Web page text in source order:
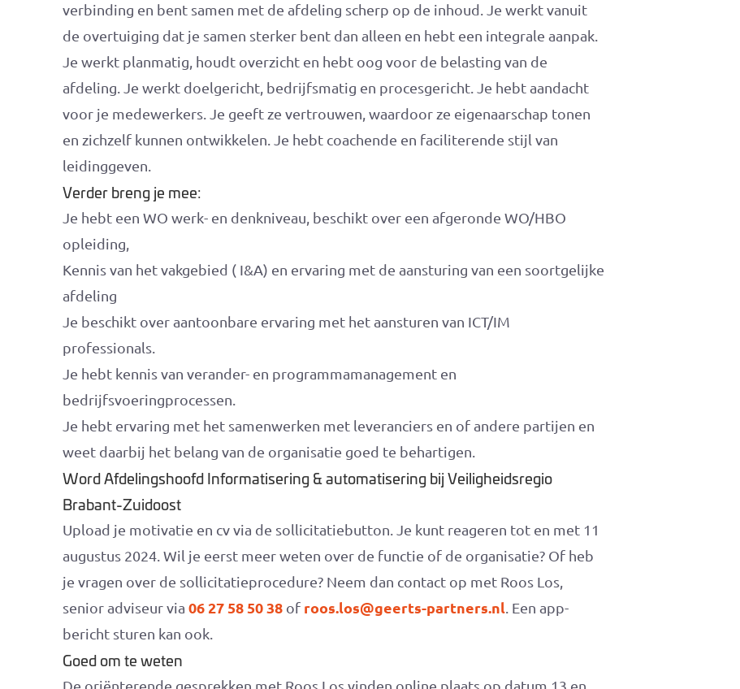
verbinding en bent samen met de afdeling scherp op de inhoud. Je werkt vanuit
de overtuiging dat je samen sterker bent dan alleen en hebt een integrale aanpak.
Je werkt planmatig, houdt overzicht en hebt oog voor de belasting van de
afdeling. Je werkt doelgericht, bedrijfsmatig en procesgericht. Je hebt aandacht
voor je medewerkers. Je geeft ze vertrouwen, waardoor ze eigenaarschap tonen
en zichzelf kunnen ontwikkelen. Je hebt coachende en faciliterende stijl van
leidinggeven.
Verder breng je mee:
Je hebt een WO werk- en denkniveau, beschikt over een afgeronde WO/HBO
opleiding,
Kennis van het vakgebied ( I&A) en ervaring met de aansturing van een soortgelijke
afdeling
Je beschikt over aantoonbare ervaring met het aansturen van ICT/IM
professionals.
Je hebt kennis van verander- en programmamanagement en
bedrijfsvoeringprocessen.
Je hebt ervaring met het samenwerken met leveranciers en of andere partijen en
weet daarbij het belang van de organisatie goed te behartigen.
Word Afdelingshoofd Informatisering & automatisering bij Veiligheidsregio
Brabant-Zuidoost
Upload je motivatie en cv via de sollicitatiebutton. Je kunt reageren tot en met 11
augustus 2024. Wil je eerst meer weten over de functie of de organisatie? Of heb
je vragen over de sollicitatieprocedure? Neem dan contact op met Roos Los,
senior adviseur via 06 27 58 50 38of roos.los@geerts-partners.nl . Een app-
bericht sturen kan ook.
Goed om te weten
De oriënterende gesprekken met Roos Los vinden online plaats op datum 13 en